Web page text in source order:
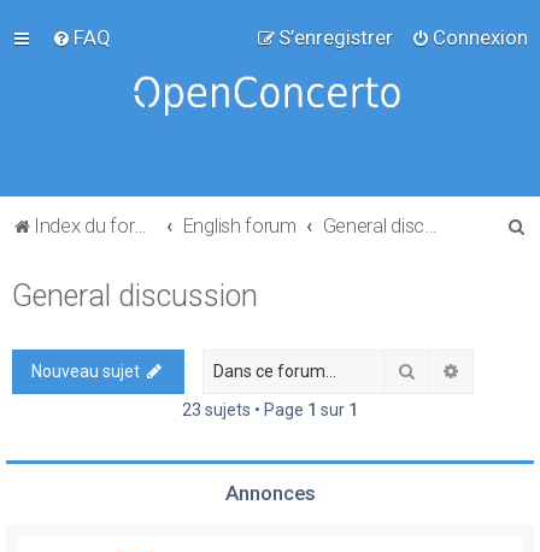
FAQ Connexion
S’enregistrer
Index du forum English forum
h
General discussion
Nouveau sujet Rechercher
23 sujets • Page 1 sur 1
Annonces